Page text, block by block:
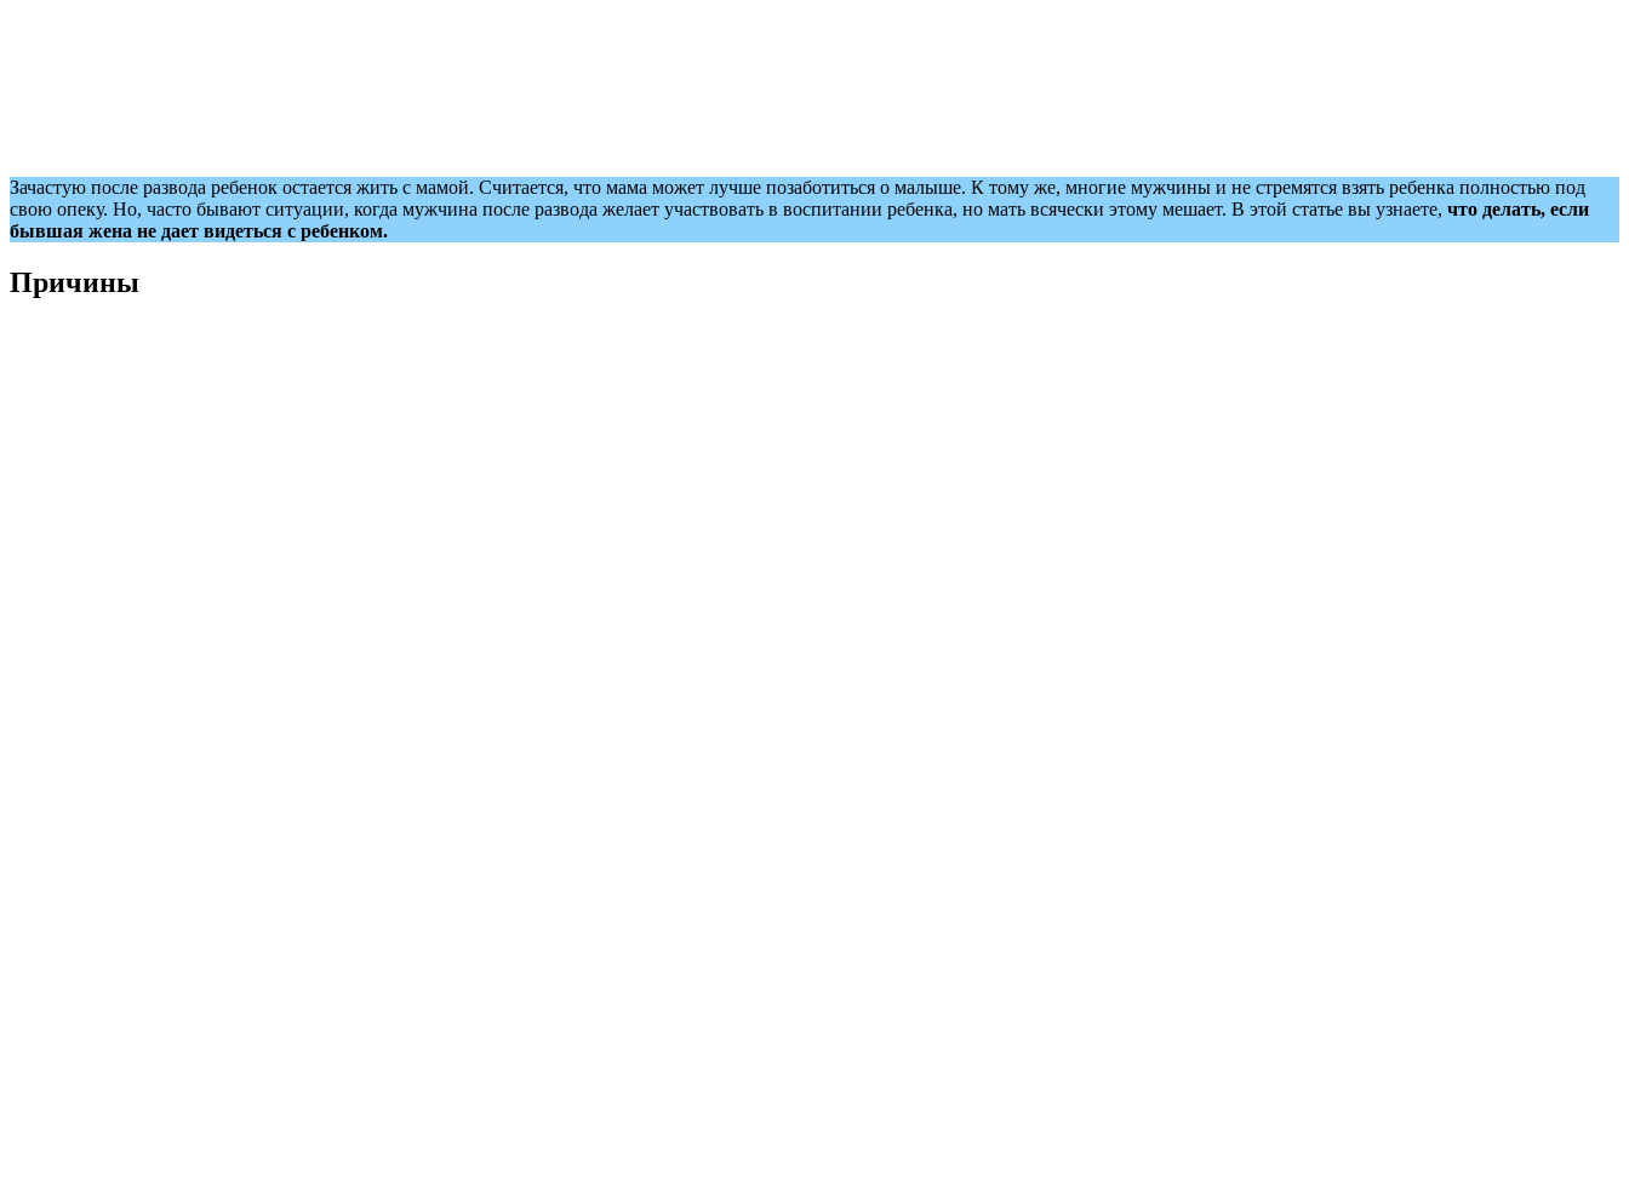
Зачастую после развода ребенок остается жить с мамой. Считается, что мама может лучше позаботиться о малыше. К тому же, многие мужчины и не стремятся взять ребенка полностью под
свою опеку. Но, часто бывают ситуации, когда мужчина после развода желает участвовать в воспитании ребенка, но мать всячески этому мешает. В этой статье вы узнаете, что делать, если
бывшая жена не дает видеться с ребенком.
Причины